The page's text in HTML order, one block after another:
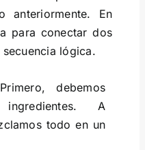
anteriormente. En
para conectar dos
lógica.
debemos
A
todo en un